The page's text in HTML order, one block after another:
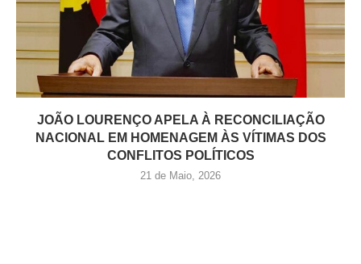
JOÃO LOURENÇO APELA À RECONCILIAÇÃO
NACIONAL EM HOMENAGEM ÀS VÍTIMAS DOS
CONFLITOS POLÍTICOS
21 de Maio, 2026